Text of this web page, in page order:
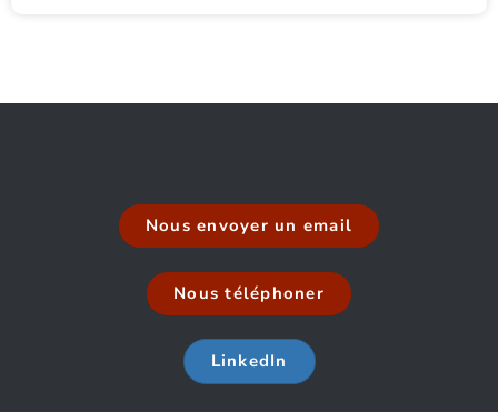
Nous envoyer un email
Nous téléphoner
LinkedIn